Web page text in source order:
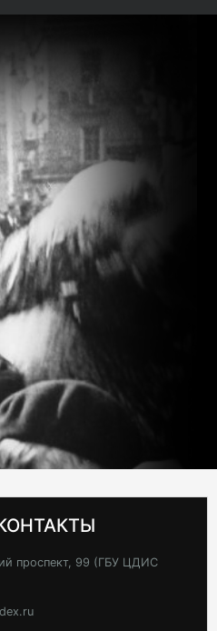
проспект, 99 (ГБУ ЦДИС